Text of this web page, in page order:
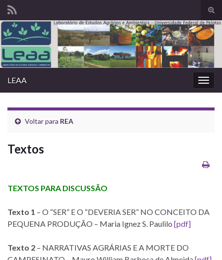
de
Search for:
LEAA
Voltar para REA
Textos
TEXTOS PARA DISCUSSÃO
Texto 1 – O “SER” E O “DEVERIA SER” NO CONCEITO DA
PEQUENA PRODUÇÃO – Maria Ignez S. Paulilo [pdf]
Texto 2 – NARRATIVAS AGRÁRIAS E A MORTE DO